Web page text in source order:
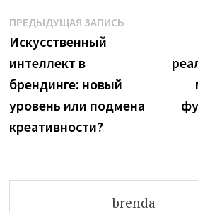
Навигация
по
записям
ПРЕДЫДУЩАЯ ЗАПИСЬ
Искусственный
интеллект в
брендинге: новый
уровень или подмена
креативности?
brenda